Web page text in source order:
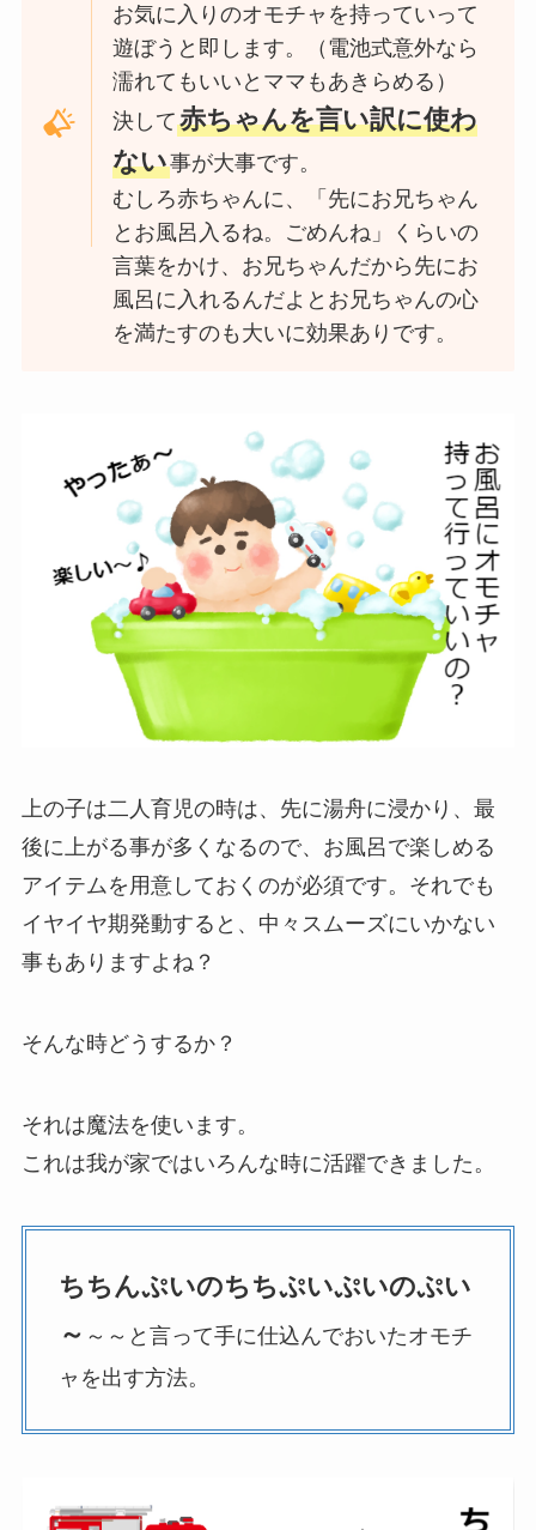
お気に入りのオモチャを持っていって
遊ぼうと即します。（電池式意外なら
濡れてもいいとママもあきらめる）
決して赤ちゃんを言い訳に使わ
ない事が大事です。
むしろ赤ちゃんに、「先にお兄ちゃん
とお風呂入るね。ごめんね」くらいの
言葉をかけ、お兄ちゃんだから先にお
風呂に入れるんだよとお兄ちゃんの心
を満たすのも大いに効果ありです。
上の子は二人育児の時は、先に湯舟に浸かり、最
後に上がる事が多くなるので、お風呂で楽しめる
アイテムを用意しておくのが必須です。それでも
イヤイヤ期発動すると、中々スムーズにいかない
事もありますよね？
そんな時どうするか？
それは魔法を使います。
これは我が家ではいろんな時に活躍できました。
ちちんぷいのちちぷいぷいのぷい
～ ～～と言って手に仕込んでおいたオモチ
ャを出す方法。